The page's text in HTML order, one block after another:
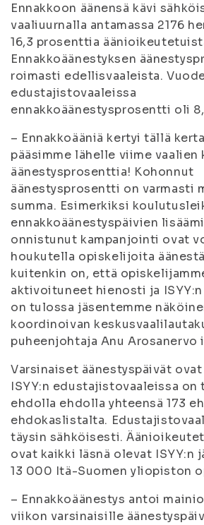
Ennakkoon äänensä kävi
vaaliuurnalla antamassa 2176
16,3 prosenttia
Ennakkoäänestyksen
roimasti edellisvaaleista.
edustajistovaaleissa
ennakkoäänestysprosentti oli
– Ennakkoääniä kertyi tällä
pääsimme lähelle viime vaalien
äänestysprosenttia! Kohonnut
äänestysprosentti on varmasti
summa. Esimerkiksi
ennakkoäänestyspäivien
onnistunut kampanjointi ovat
houkutella opiskelijoita
kuitenkin on, että
aktivoituneet hienosti ja
on tulossa jäsentemme
koordinoivan
puheenjohtaja Anu Arosanervo
Varsinaiset äänestyspäivät ovat
ISYY:n edustajistovaaleissa on
ehdolla ehdolla yhteensä 173
ehdokaslistalta.
täysin sähköisesti.
ovat kaikki läsnä olevat ISYY:n
13 000 Itä-Suomen yliopiston
– Ennakkoäänestys antoi
viikon varsinaisille